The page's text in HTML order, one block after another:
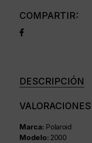
COMPARTIR:
DESCRIPCIÓN
Marca: Polaroid
Modelo: 2000